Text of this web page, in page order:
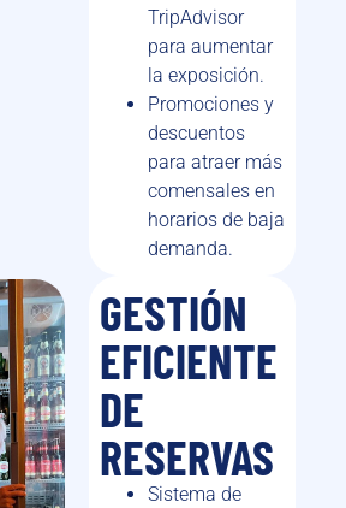
TripAdvisor
para aumentar
la exposición.
Promociones y
descuentos
para atraer más
comensales en
horarios de baja
demanda.
GESTIÓN
EFICIENTE
DE
RESERVAS
Sistema de